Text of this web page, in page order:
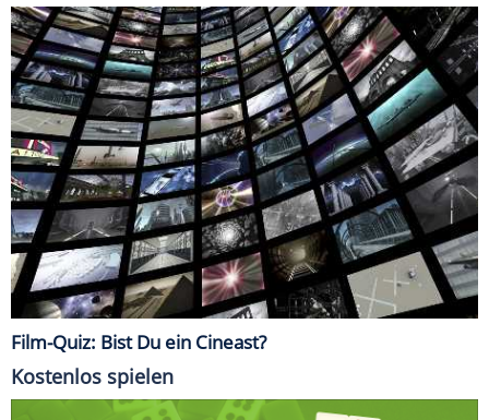
Film-Quiz: Bist Du ein Cineast?
Kostenlos spielen